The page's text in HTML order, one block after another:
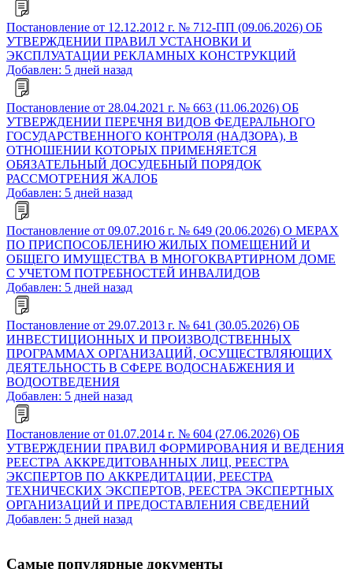
Постановление от 12.12.2012 г. № 712-ПП (09.06.2026) ОБ
УТВЕРЖДЕНИИ ПРАВИЛ УСТАНОВКИ И
ЭКСПЛУАТАЦИИ РЕКЛАМНЫХ КОНСТРУКЦИЙ
Добавлен: 5 дней назад
Постановление от 28.04.2021 г. № 663 (11.06.2026) ОБ
УТВЕРЖДЕНИИ ПЕРЕЧНЯ ВИДОВ ФЕДЕРАЛЬНОГО
ГОСУДАРСТВЕННОГО КОНТРОЛЯ (НАДЗОРА), В
ОТНОШЕНИИ КОТОРЫХ ПРИМЕНЯЕТСЯ
ОБЯЗАТЕЛЬНЫЙ ДОСУДЕБНЫЙ ПОРЯДОК
РАССМОТРЕНИЯ ЖАЛОБ
Добавлен: 5 дней назад
Постановление от 09.07.2016 г. № 649 (20.06.2026) О МЕРАХ
ПО ПРИСПОСОБЛЕНИЮ ЖИЛЫХ ПОМЕЩЕНИЙ И
ОБЩЕГО ИМУЩЕСТВА В МНОГОКВАРТИРНОМ ДОМЕ
С УЧЕТОМ ПОТРЕБНОСТЕЙ ИНВАЛИДОВ
Добавлен: 5 дней назад
Постановление от 29.07.2013 г. № 641 (30.05.2026) ОБ
ИНВЕСТИЦИОННЫХ И ПРОИЗВОДСТВЕННЫХ
ПРОГРАММАХ ОРГАНИЗАЦИЙ, ОСУЩЕСТВЛЯЮЩИХ
ДЕЯТЕЛЬНОСТЬ В СФЕРЕ ВОДОСНАБЖЕНИЯ И
ВОДООТВЕДЕНИЯ
Добавлен: 5 дней назад
Постановление от 01.07.2014 г. № 604 (27.06.2026) ОБ
УТВЕРЖДЕНИИ ПРАВИЛ ФОРМИРОВАНИЯ И ВЕДЕНИЯ
РЕЕСТРА АККРЕДИТОВАННЫХ ЛИЦ, РЕЕСТРА
ЭКСПЕРТОВ ПО АККРЕДИТАЦИИ, РЕЕСТРА
ТЕХНИЧЕСКИХ ЭКСПЕРТОВ, РЕЕСТРА ЭКСПЕРТНЫХ
ОРГАНИЗАЦИЙ И ПРЕДОСТАВЛЕНИЯ СВЕДЕНИЙ
Добавлен: 5 дней назад
Самые популярные документы